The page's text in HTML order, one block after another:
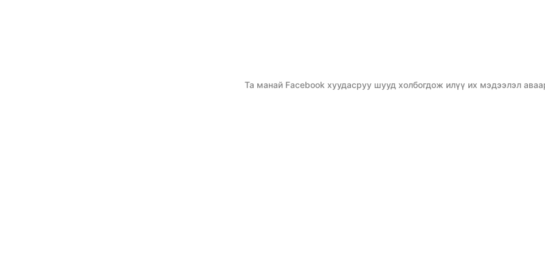
Та манай Facebook хуудасруу шууд холбогдож илүү их мэдээлэл